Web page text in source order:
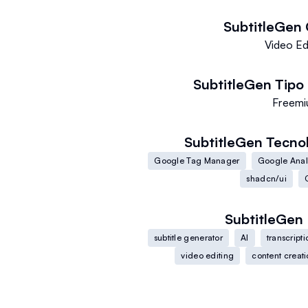
SubtitleGen
Video
SubtitleGen Tipo
SubtitleGen
Google Tag Manager
Google
shadcn/ui
SubtitleGen
subtitle generator AI
video editing
content